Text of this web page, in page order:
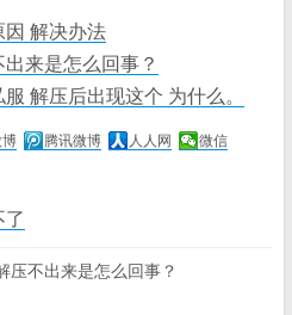
因 解决办法
来是怎么回事？
解压后出现这个 为什么。
博 腾讯微博 人人网
微信
了
压不出来是怎么回事？